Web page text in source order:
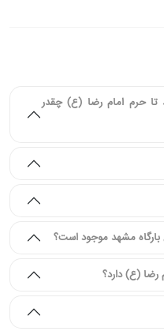
تا حرم امام رضا (ع) چقدر
بارگاه مشهد موجود است؟
(ع) دارد؟